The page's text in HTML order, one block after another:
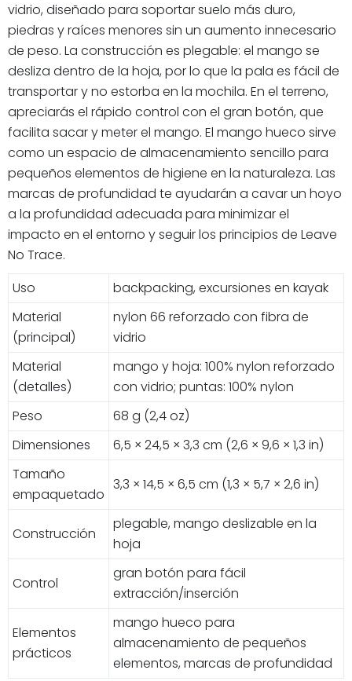
vidrio, diseñado para soportar suelo más duro,
piedras y raíces menores sin un aumento innecesario
de peso. La construcción es plegable: el mango se
desliza dentro de la hoja, por lo que la pala es fácil de
transportar y no estorba en la mochila. En el terreno,
apreciarás el rápido control con el gran botón, que
facilita sacar y meter el mango. El mango hueco sirve
como un espacio de almacenamiento sencillo para
pequeños elementos de higiene en la naturaleza. Las
marcas de profundidad te ayudarán a cavar un hoyo
a la profundidad adecuada para minimizar el
impacto en el entorno y seguir los principios de Leave
No Trace.
Uso
backpacking, excursiones en kayak
Material
(principal)
nylon 66 reforzado con fibra de
vidrio
Material
(detalles)
mango y hoja: 100% nylon reforzado
con vidrio; puntas: 100% nylon
Peso
68 g (2,4 oz)
Dimensiones
6,5 × 24,5 × 3,3 cm (2,6 × 9,6 × 1,3 in)
Tamaño
empaquetado
3,3 × 14,5 × 6,5 cm (1,3 × 5,7 × 2,6 in)
Construcción
plegable, mango deslizable en la
hoja
Control
gran botón para fácil
extracción/inserción
Elementos
prácticos
mango hueco para
almacenamiento de pequeños
elementos, marcas de profundidad